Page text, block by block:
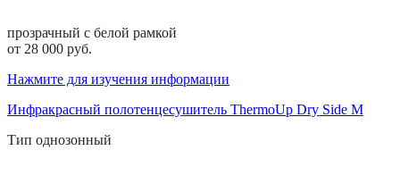
прозрачный с белой рамкой
от 28 000 pуб.
Нажмите для изучения информации
Инфракрасный полотенцесушитель ThermoUp Dry Side M
Тип однозонный